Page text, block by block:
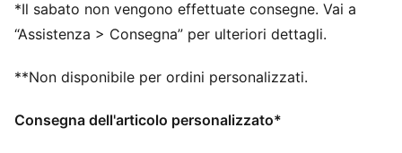
*Il sabato non vengono effettuate consegne. Vai a
“Assistenza > Consegna” per ulteriori dettagli.
**Non disponibile per ordini personalizzati.
Consegna dell'articolo personalizzato*